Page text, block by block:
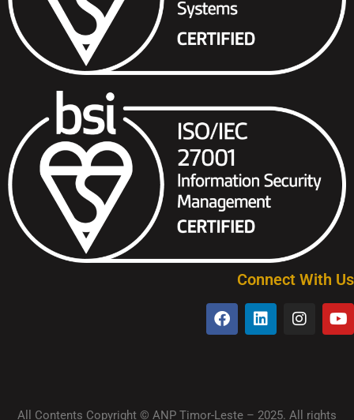
Connect With Us
All Contents Copyright © ANP Timor-Leste – 2025. All rights